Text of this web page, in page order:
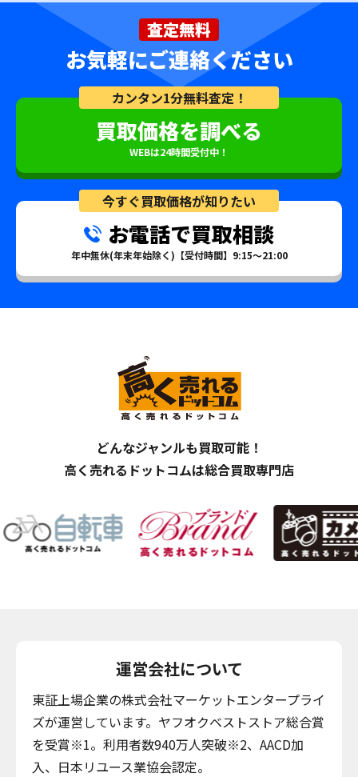
査定無料
お気軽にご連絡ください
カンタン1分無料査定！
買取価格を調べる
WEBは24時間受付中！
今すぐ買取価格が知りたい
お電話で買取相談
年中無休(年末年始除く)【受付時間】9:15～21:00
どんなジャンルも買取可能！
高く売れるドットコムは総合買取専門店
運営会社について
東証上場企業の株式会社マーケットエンタープライ
ズが運営しています。ヤフオクベストストア総合賞
を受賞※1。利用者数940万人突破※2、AACD加
入、日本リユース業協会認定。